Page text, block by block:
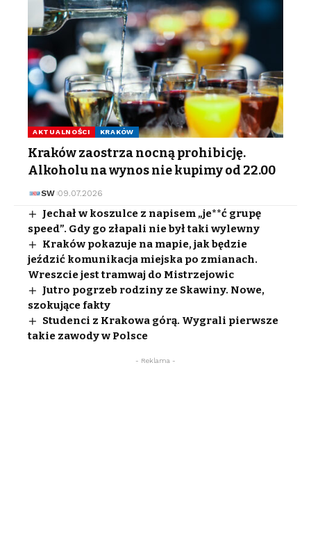
AKTUALNOŚCI KRAKÓW
Kraków zaostrza nocną prohibicję.
Alkoholu na wynos nie kupimy od 22.00
SW 09.07.2026
Jechał w koszulce z napisem „je**ć grupę
speed”. Gdy go złapali nie był taki wylewny
Kraków pokazuje na mapie, jak będzie
jeździć komunikacja miejska po zmianach.
Wreszcie jest tramwaj do Mistrzejowic
Jutro pogrzeb rodziny ze Skawiny. Nowe,
szokujące fakty
Studenci z Krakowa górą. Wygrali pierwsze
takie zawody w Polsce
- Reklama -